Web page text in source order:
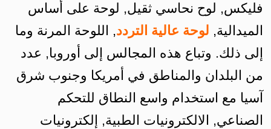
فليكس, لوح نحاسي ثقيل, لوحة على أساس
الميدالية, لوحة عالية التردد, اللوحة المرنة وما
إلى ذلك. وتباع هذه المجالس إلى أوروبا, عدد
من البلدان والمناطق في أمريكا وجنوب شرق
آسيا مع استخدام واسع النطاق للتحكم
الصناعي, الالكترونيات الطبية, إلكترونيات